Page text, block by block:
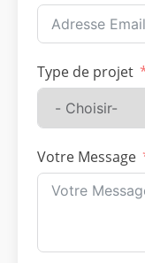
Type de projet
Votre Message